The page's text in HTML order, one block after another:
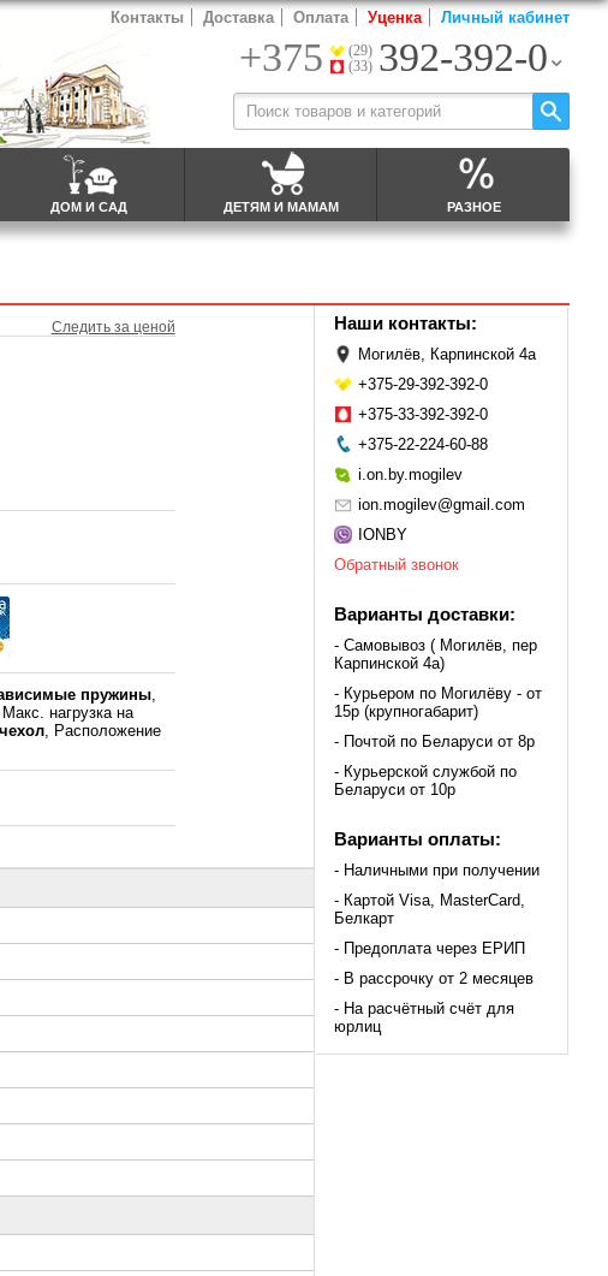
ДОМ И САД ДЕТЯМ И МАМАМ РАЗНОЕ
Контакты Доставка Оплата Уценка Личный кабинет
+375
(29)
(33) 392-392-0
Следить за ценой
пружины,
нагрузка на
, Расположение
Наши контакты:
Могилёв, Карпинской 4а
+375-29-392-392-0
+375-33-392-392-0
+375-22-224-60-88
i.on.by.mogilev
ion.mogilev@gmail.com
IONBY
Обратный звонок
Варианты доставки:
- Самовывоз ( Могилёв, пер
Карпинской 4а)
- Курьером по Могилёву - от
15р (крупногабарит)
- Почтой по Беларуси от 8р
- Курьерской службой по
Беларуси от 10р
Варианты оплаты:
- Наличными при получении
- Картой Visa, MasterCard,
Белкарт
- Предоплата через ЕРИП
- В рассрочку от 2 месяцев
- На расчётный счёт для
юрлиц